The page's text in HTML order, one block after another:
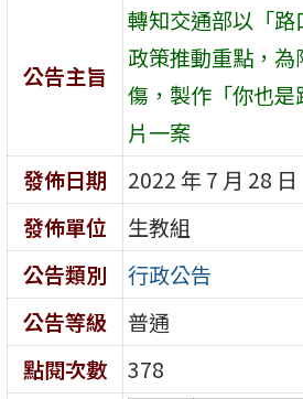
公告主旨
轉知交通部以「
政策推動重點，
傷，製作「你也
片一案
發佈日期
2022 年 7 月 28 日
發佈單位
生教組
公告類別
行政公告
公告等級
普通
點閱次數
378